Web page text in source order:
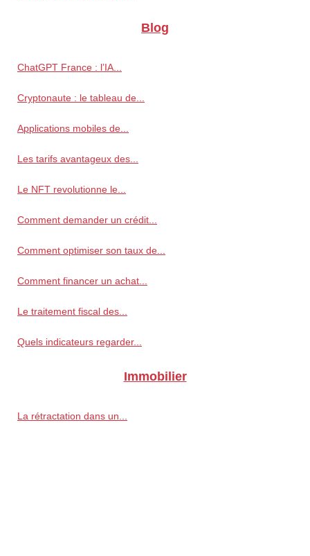
Blog
ChatGPT France : l’IA...
Cryptonaute : le tableau de...
Applications mobiles de...
Les tarifs avantageux des...
Le NFT revolutionne le...
Comment demander un crédit...
Comment optimiser son taux de...
Comment financer un achat...
Le traitement fiscal des...
Quels indicateurs regarder...
Immobilier
La rétractation dans un...